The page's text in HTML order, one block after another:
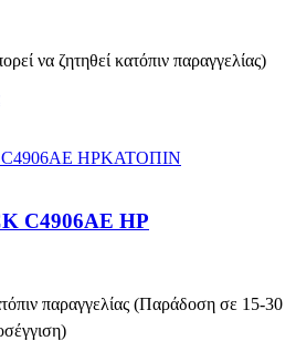
να ζητηθεί κατόπιν παραγγελίας)
ΚΑΤΟΠΙΝ
C4906AE HP
παραγγελίας (Παράδοση σε 15-30